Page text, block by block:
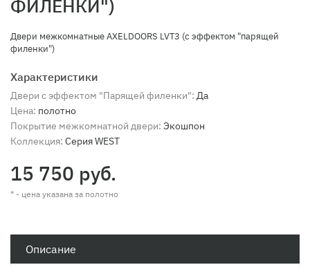
ФИЛЕНКИ")
Двери межкомнатные AXELDOORS LVT3 (с эффектом "парящей
филенки")
Характеристики
Двери с эффектом "Парящей филенки": Да
Цена: полотно
Покрытие межкомнатной двери: Экошпон
Коллекция: Серия WEST
15 750 руб.
* - цена указана за полотно
Описание